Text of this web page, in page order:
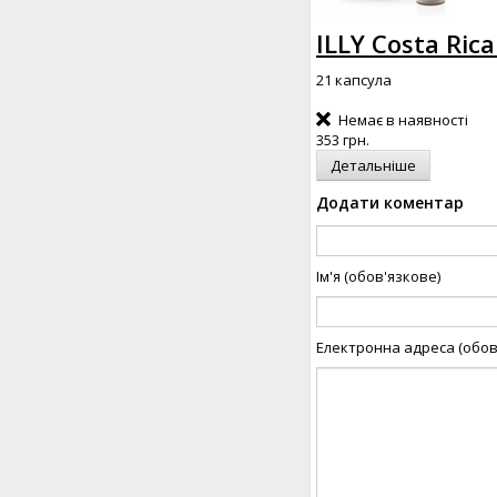
ILLY Costa
21 капсула
Немає в наявності
353 грн.
Детальніше
Додати коментар
Ім'я (обов'язкове)
Електронна адреса